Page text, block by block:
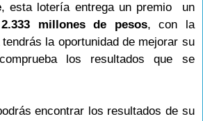
, esta lotería entrega un premio un
2.333 millones de pesos, con la
la oportunidad de mejorar su
los resultados que se
encontrar los resultados de su